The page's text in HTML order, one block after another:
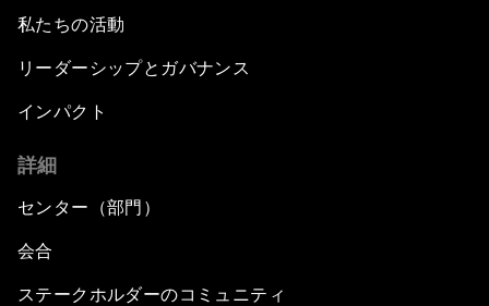
私たちの活動
リーダーシップとガバナンス
インパクト
詳細
センター（部門）
会合
ステークホルダーのコミュニティ